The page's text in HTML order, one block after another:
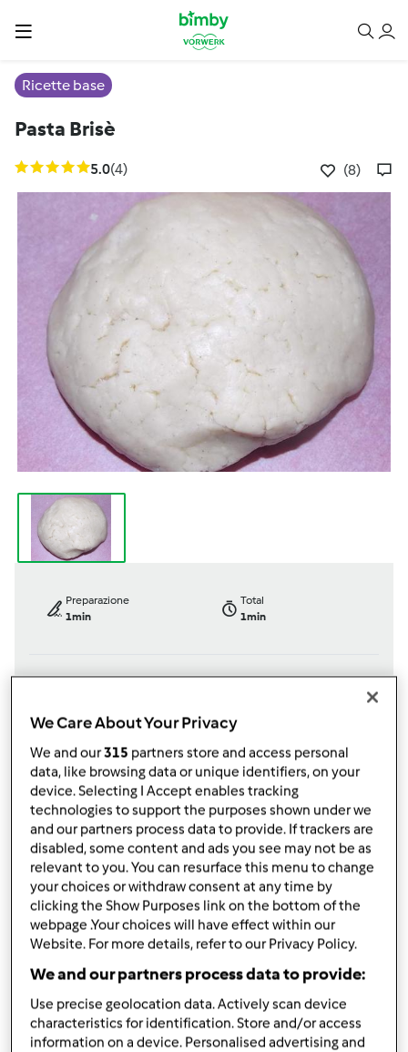
Ricette base
Pasta Brisè
5.0(4) (8)
Preparazione
1min
Total
1min
Bimby ® TM 21
daOspite
published: 14-09-2015
modificata: 28-10-2015
Aggiungi alle mie raccolte
condividi la ricetta
Crea variante
We Care About Your Privacy
We and our315 partners store and access personal
data, like browsing data or unique identifiers, on your
device. Selecting I Accept enables tracking
technologies to support the purposes shown under we
and our partners process data to provide. If trackers are
disabled, some content and ads you see may not be as
relevant to you. You can resurface this menu to change
your choices or withdraw consent at any time by
clicking the Show Purposes link on the bottom of the
webpage .Your choices will have effect within our
Website. For more details, refer to our Privacy Policy.
We and our partners process data to provide:
Use precise geolocation data. Actively scan device
characteristics for identification. Store and/or access
information on a device. Personalised advertising and